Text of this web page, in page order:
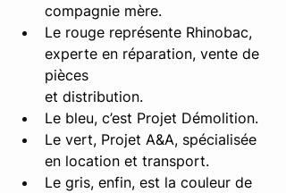
compagnie mère.
Le rouge représente Rhinobac,
experte en réparation, vente de
pièces
et distribution.
Le bleu, c’est Projet Démolition.
Le vert, Projet A&A, spécialisée
en location et transport.
Le gris, enfin, est la couleur de